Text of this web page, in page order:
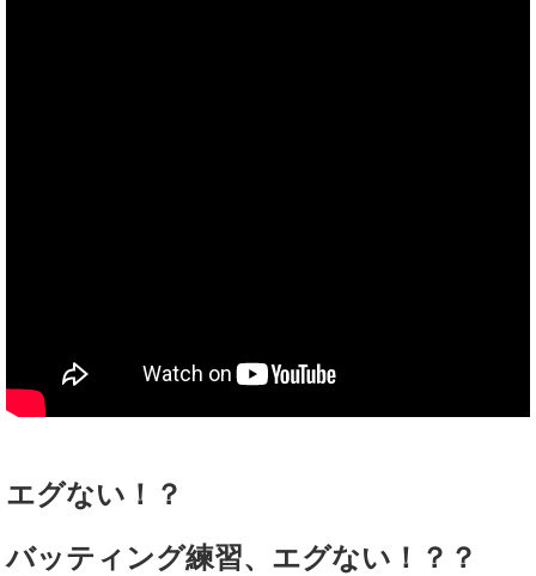
エグない！？
バッティング練習、エグない！？？